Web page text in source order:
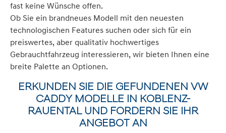
fast keine Wünsche offen.
Ob Sie ein brandneues Modell mit den neuesten
technologischen Features suchen oder sich für ein
preiswertes, aber qualitativ hochwertiges
Gebrauchtfahrzeug interessieren, wir bieten Ihnen eine
breite Palette an Optionen.
ERKUNDEN SIE DIE GEFUNDENEN VW
CADDY MODELLE IN KOBLENZ-
RAUENTAL UND FORDERN SIE IHR
ANGEBOT AN